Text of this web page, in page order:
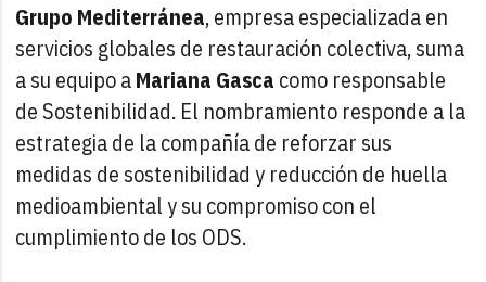
Grupo Mediterránea, empresa especializada en
servicios globales de restauración colectiva, suma
a su equipo aMariana Gasca como responsable
de Sostenibilidad. El nombramiento responde a la
estrategia de la compañía de reforzar sus
medidas de sostenibilidad y reducción de huella
medioambiental y su compromiso con el
cumplimiento de los ODS.